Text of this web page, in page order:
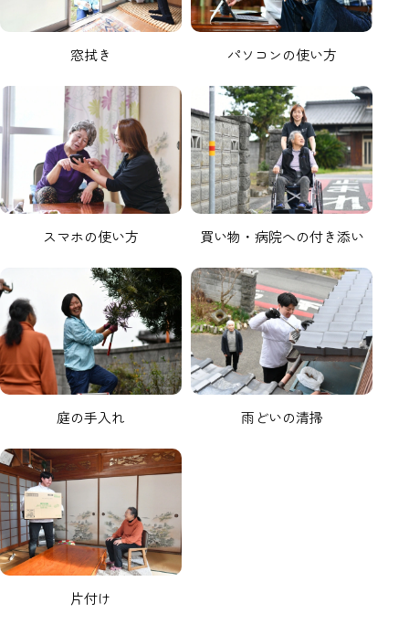
窓拭き パソコンの使い方
スマホの使い方 買い物・病院への付き添い
庭の手入れ 雨どいの清掃
片付け